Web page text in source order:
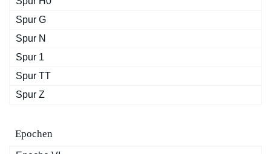
Spur G
Spur N
Spur 1
Spur TT
Spur Z
Epochen